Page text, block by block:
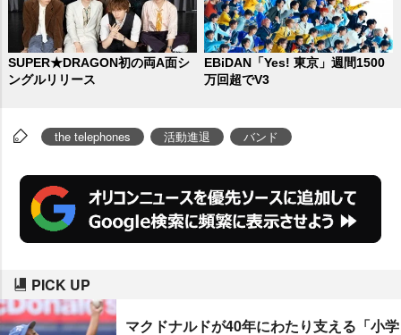
SUPER★DRAGON初の両A面シ
ングルリリース
EBiDAN「Yes! 東京」週間1500
万回超でV3
the telephones 活動進退 バンド
PICK UP
マクドナルドが40年にわたり支える「小学